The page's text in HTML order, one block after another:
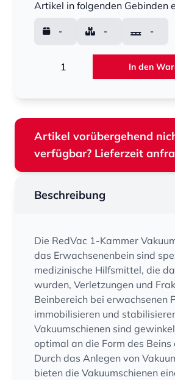
Artikel in folgenden Gebinden
- - -
In den
Artikel vorübergehend
verfügbar? Lieferzeit
Beschreibung
Die RedVac 1-Kammer
das Erwachsenenbein sind
medizinische Hilfsmittel, die
wurden, Verletzungen und
Beinbereich bei erwachsenen
immobilisieren und
Vakuumschienen sind
optimal an die Form des Beins
Durch das Anlegen von
bieten die Vakuumschienen